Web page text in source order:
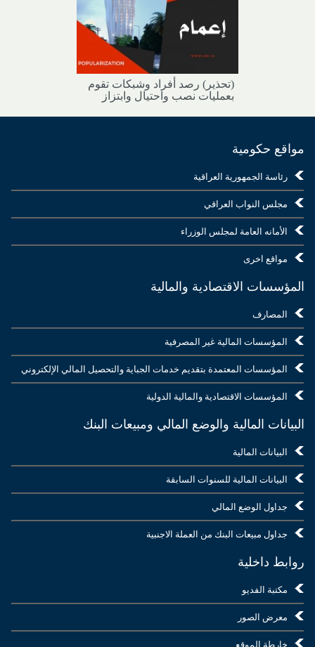
(تحذير) رصد أفراد وشبكات تقوم
بعمليات نصب واحتيال وابتزاز
مواقع حكومية
رئاسة الجمهورية العراقية
مجلس النواب العراقي
الأمانه العامة لمجلس الوزراء
مواقع اخرى
المؤسسات الاقتصادية والمالية
المصارف
المؤسسات المالية غير المصرفية
المؤسسات المعتمدة بتقديم خدمات الجباية والتحصيل المالي الإلكتروني
المؤسسات الاقتصادية والمالية الدولية
البيانات المالية والوضع المالي ومبيعات البنك
البيانات المالية
البيانات المالية للسنوات السابقة
جداول الوضع المالي
جداول مبيعات البنك من العملة الاجنبية
روابط داخلية
مكتبة الفديو
معرض الصور
خارطة الموقع